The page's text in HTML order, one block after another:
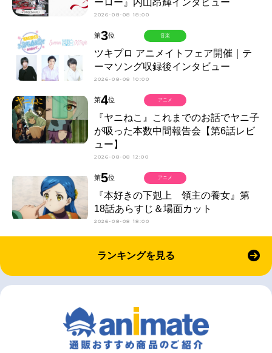
2026-08-08 18:00
第3位
ツキプロ アニメイトフェア開催｜テ
ーマソング収録後インタビュー
2026-08-08 10:00
音楽
第4位
『ヤニねこ』これまでのお話でヤニ子
が吸った本数中間報告会【第6話レビ
ュー】
2026-08-08 12:00
アニメ
第5位
『本好きの下剋上 領主の養女』第
18話あらすじ＆場面カット
2026-08-08 18:00
アニメ
ランキングを見る